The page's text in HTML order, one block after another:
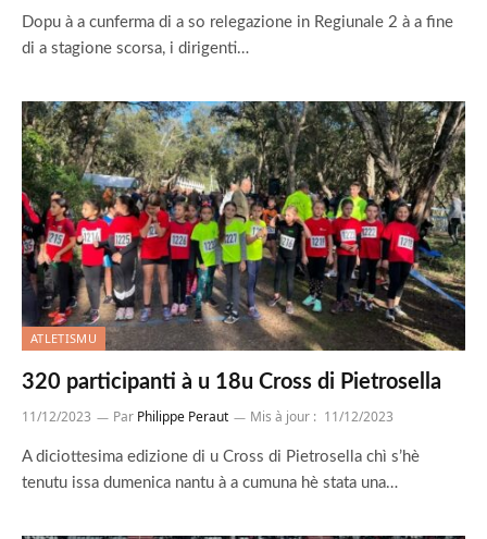
Dopu à a cunferma di a so relegazione in Regiunale 2 à a fine
di a stagione scorsa, i dirigenti…
ATLETISMU
320 participanti à u 18u Cross di Pietrosella
11/12/2023 Par Philippe Peraut Mis à jour : 11/12/2023
A diciottesima edizione di u Cross di Pietrosella chì s’hè
tenutu issa dumenica nantu à a cumuna hè stata una…